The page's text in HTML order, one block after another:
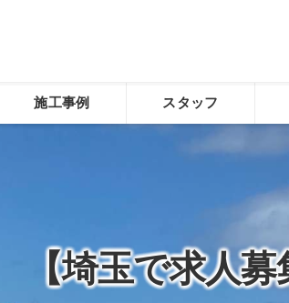
施工事例 スタッフ
【埼玉で求人募